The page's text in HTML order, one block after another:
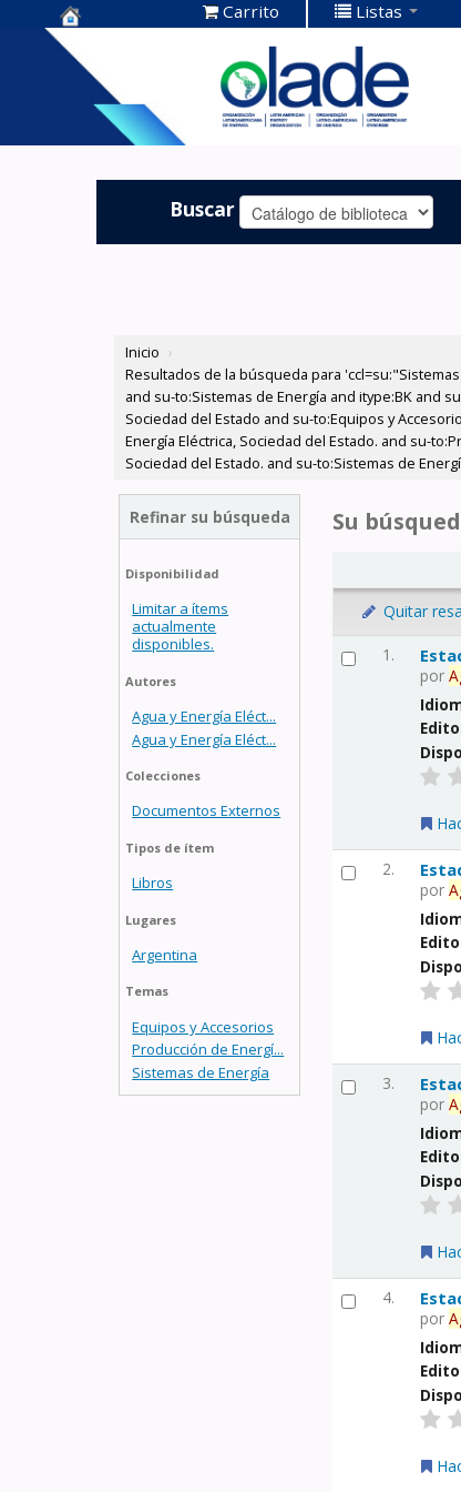
Centro de
Documentación
OLADE -
Carrito Listas
Buscar
Inicio ›
Resultados de la búsqueda para
and su-to:Sistemas de Energía and itype:BK and
Sociedad del Estado and su-to:Equipos y
Energía Eléctrica, Sociedad del Estado. and su-
Sociedad del Estado. and su-to:Sistemas de
Refinar su búsqueda
Disponibilidad
Limitar a ítems
actualmente
disponibles.
Autores
Agua y Energía Eléct...
Agua y Energía Eléct...
Colecciones
Documentos Externos
Tipos de ítem
Libros
Lugares
Argentina
Temas
Equipos y Accesorios
Producción de Energí...
Sistemas de Energía
Su
Quitar
1.
por
2.
por
3.
por
4.
por